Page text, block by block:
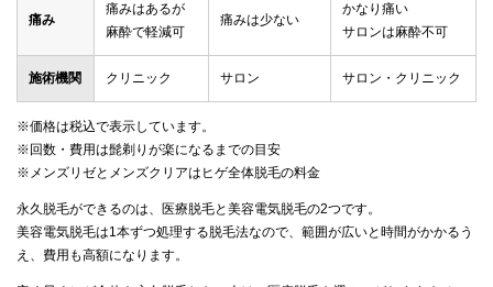
痛み
痛みはあるが
麻酔で軽減可
痛みは少ない
かなり痛い
サロンは麻酔不可
施術機関 クリニック サロン サロン・クリニック
※価格は税込で表示しています。
※回数・費用は髭剃りが楽になるまでの目安
※メンズリゼとメンズクリアはヒゲ全体脱毛の料金
永久脱毛ができるのは、医療脱毛と美容電気脱毛の2つです。
美容電気脱毛は1本ずつ処理する脱毛法なので、範囲が広いと時間がかかるう
え、費用も高額になります。